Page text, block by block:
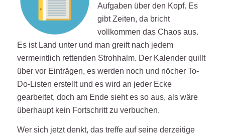
Aufgaben über den Kopf. Es
gibt Zeiten, da bricht
vollkommen das Chaos aus.
Es ist Land unter und man greift nach jedem
vermeintlich rettenden Strohhalm. Der Kalender quillt
über vor Einträgen, es werden noch und nöcher To-
Do-Listen erstellt und es wird an jeder Ecke
gearbeitet, doch am Ende sieht es so aus, als wäre
überhaupt kein Fortschritt zu verbuchen.
Wer sich jetzt denkt, das treffe auf seine derzeitige